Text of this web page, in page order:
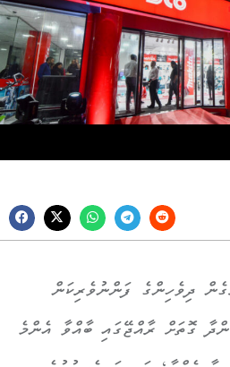
ދިވެހިންގެ ފަންނުވެރިކަން
ގޮތަށް ރާއްޖޭގައި ބާއްވާ އެންމެ